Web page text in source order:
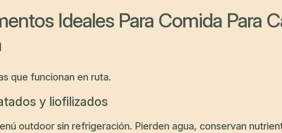
Ideales Para Comida Para
que funcionan en ruta.
y liofilizados
outdoor sin refrigeración. Pierden agua, conservan